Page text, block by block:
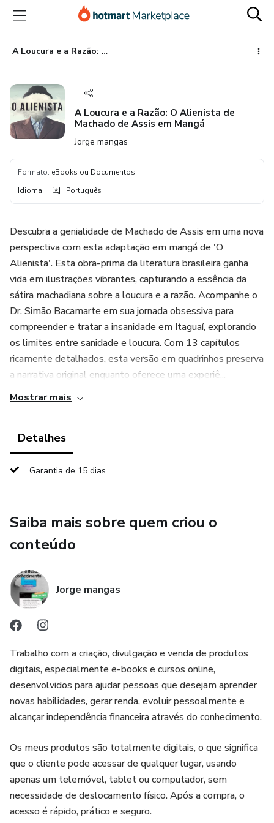
para
conteúdo
principal
para
pagamento
para
rodapé
A Loucura e a Razão: O Alienista de Machado de Assis em Mangá
A Loucura e a Razão: O Alienista de
Machado de Assis em Mangá
Jorge mangas
Formato: eBooks ou Documentos
Idioma: Português
Descubra a genialidade de Machado de Assis em uma nova
perspectiva com esta adaptação em mangá de 'O
Alienista'. Esta obra-prima da literatura brasileira ganha
vida em ilustrações vibrantes, capturando a essência da
sátira machadiana sobre a loucura e a razão. Acompanhe o
Dr. Simão Bacamarte em sua jornada obsessiva para
compreender e tratar a insanidade em Itaguaí, explorando
os limites entre sanidade e loucura. Com 13 capítulos
ricamente detalhados, esta versão em quadrinhos preserva
a narrativa original enquanto oferece uma experiê...
Mostrar mais
Detalhes
Garantia de 15 dias
Saiba mais sobre quem criou o
conteúdo
Jorge mangas
Trabalho com a criação, divulgação e venda de produtos
digitais, especialmente e-books e cursos online,
desenvolvidos para ajudar pessoas que desejam aprender
novas habilidades, gerar renda, evoluir pessoalmente e
alcançar independência financeira através do conhecimento.
Os meus produtos são totalmente digitais, o que significa
que o cliente pode acessar de qualquer lugar, usando
apenas um telemóvel, tablet ou computador, sem
necessidade de deslocamento físico. Após a compra, o
acesso é rápido, prático e seguro.